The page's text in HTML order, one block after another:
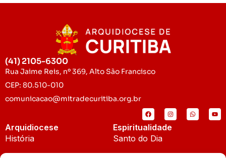
(41) 2105-6300
Rua Jaime Reis, nº 369, Alto São Francisco
CEP: 80.510-010
comunicacao@mitradecuritiba.org.br
Arquidiocese
História
Espiritualidade
Santo do Dia